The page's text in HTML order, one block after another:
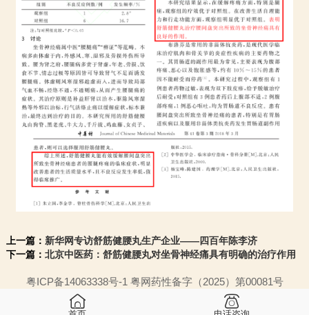
上一篇： 新华网专访舒筋健腰丸生产企业——四百年陈李济
下一篇： 北京中医药：舒筋健腰丸对坐骨神经痛具有明确的治疗作用
粤ICP备14063338号-1 粤网药性备字（2025）第00081号